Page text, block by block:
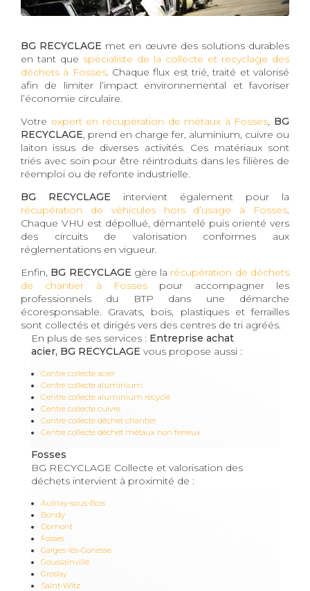
BG RECYCLAGE met en œuvre des solutions durables
en tant que spécialiste de la collecte et recyclage des
déchets à Fosses. Chaque flux est trié, traité et valorisé
afin de limiter l’impact environnemental et favoriser
l’économie circulaire.
Votre expert en récupération de métaux à Fosses, BG
RECYCLAGE, prend en charge fer, aluminium, cuivre ou
laiton issus de diverses activités. Ces matériaux sont
triés avec soin pour être réintroduits dans les filières de
réemploi ou de refonte industrielle.
BG RECYCLAGE intervient également pour la
récupération de véhicules hors d’usage à Fosses.
Chaque VHU est dépollué, démantelé puis orienté vers
des circuits de valorisation conformes aux
réglementations en vigueur.
Enfin, BG RECYCLAGE gère la récupération de déchets
de chantier à Fosses pour accompagner les
professionnels du BTP dans une démarche
écoresponsable. Gravats, bois, plastiques et ferrailles
sont collectés et dirigés vers des centres de tri agréés.
En plus de ses services : Entreprise achat
acier, BG RECYCLAGE vous propose aussi :
Centre collecte acier
Centre collecte aluminium
Centre collecte aluminium recyclé
Centre collecte cuivre
Centre collecte déchet chantier
Centre collecte déchet métaux non ferreux
Fosses
BG RECYCLAGE Collecte et valorisation des
déchets intervient à proximité de :
Aulnay-sous-Bois
Bondy
Domont
Fosses
Garges-lès-Gonesse
Goussainville
Groslay
Saint-Witz